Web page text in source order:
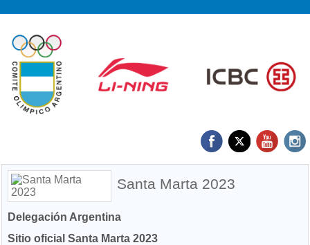
Santa Marta 2023
Delegación Argentina
Sitio oficial Santa Marta 2023